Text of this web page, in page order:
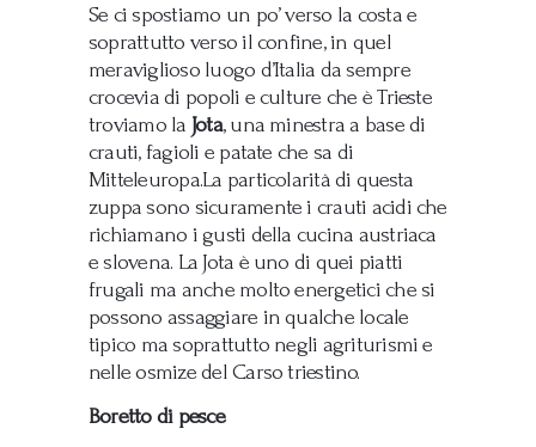
Se ci spostiamo un po’ verso la costa e
soprattutto verso il confine, in quel
meraviglioso luogo d’Italia da sempre
crocevia di popoli e culture che è Trieste
troviamo la Jota, una minestra a base di
crauti, fagioli e patate che sa di
Mitteleuropa.La particolarità di questa
zuppa sono sicuramente i crauti acidi che
richiamano i gusti della cucina austriaca
e slovena. La Jota è uno di quei piatti
frugali ma anche molto energetici che si
possono assaggiare in qualche locale
tipico ma soprattutto negli agriturismi e
nelle osmize del Carso triestino.
Boretto di pesce